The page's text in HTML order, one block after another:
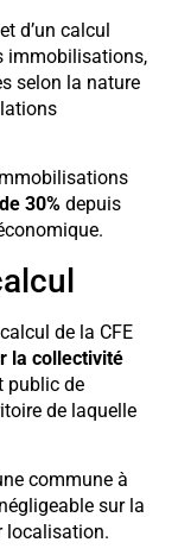
d’un calcul
immobilisations,
selon la nature
30% depuis
de la CFE
la collectivité
public de
de laquelle
commune à
sur la
localisation.